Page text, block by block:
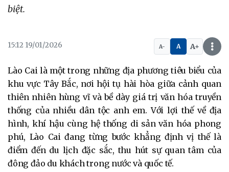
biệt.
15:12 19/01/2026 A- A A+
Lào Cai là một trong những địa phương tiêu biểu của
khu vực Tây Bắc, nơi hội tụ hài hòa giữa cảnh quan
thiên nhiên hùng vĩ và bề dày giá trị văn hóa truyền
thống của nhiều dân tộc anh em. Với lợi thế về địa
hình, khí hậu cùng hệ thống di sản văn hóa phong
phú, Lào Cai đang từng bước khẳng định vị thế là
điểm đến du lịch đặc sắc, thu hút sự quan tâm của
đông đảo du khách trong nước và quốc tế.